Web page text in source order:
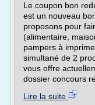
Le coupon bon
est un nouveau
proposons pour
(alimentaire,
pampers à
simultané de 2
vous offre
dossier concours
Lire la suite